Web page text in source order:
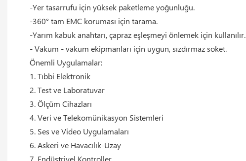
-Yer tasarrufu için yüksek paketleme yoğunluğu.
-360° tam EMC koruması için tarama.
-Yarım kabuk anahtarı, çapraz eşleşmeyi önlemek için kullanılır.
- Vakum - vakum ekipmanları için uygun, sızdırmaz soket.
Önemli Uygulamalar:
1. Tıbbi Elektronik
2. Test ve Laboratuvar
3. Ölçüm Cihazları
4. Veri ve Telekomünikasyon Sistemleri
5. Ses ve Video Uygulamaları
6. Askeri ve Havacılık-Uzay
7. Endüstriyel Kontroller